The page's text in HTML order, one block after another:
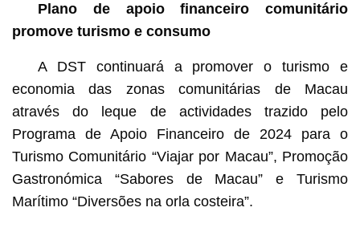
Plano de apoio financeiro comunitário
promove turismo e consumo
A DST continuará a promover o turismo e
economia das zonas comunitárias de Macau
através do leque de actividades trazido pelo
Programa de Apoio Financeiro de 2024 para o
Turismo Comunitário “Viajar por Macau”, Promoção
Gastronómica “Sabores de Macau” e Turismo
Marítimo “Diversões na orla costeira”.